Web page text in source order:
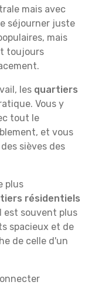
mais avec
séjourner juste
mais
toujours
les quartiers
Vous y
tout le
et vous
sièves des
plus
résidentiels
souvent plus
spacieux et de
de celle d'un